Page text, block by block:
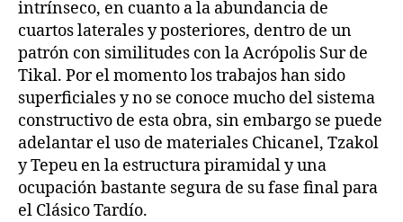
intrínseco, en cuanto a la abundancia de
cuartos laterales y posteriores, dentro de un
patrón con similitudes con la Acrópolis Sur de
Tikal. Por el momento los trabajos han sido
superficiales y no se conoce mucho del sistema
constructivo de esta obra, sin embargo se puede
adelantar el uso de materiales Chicanel, Tzakol
y Tepeu en la estructura piramidal y una
ocupación bastante segura de su fase final para
el Clásico Tardío.